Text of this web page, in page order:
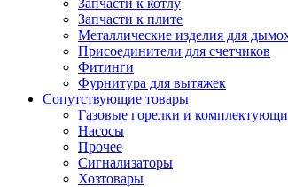
Запчасти к котлу
Запчасти к плите
Металлические изделия для
Присоединители для счетчиков
Фитинги
Фурнитура для вытяжек
Сопутствующие товары
Газовые горелки и
Насосы
Прочее
Сигнализаторы
Хозтовары